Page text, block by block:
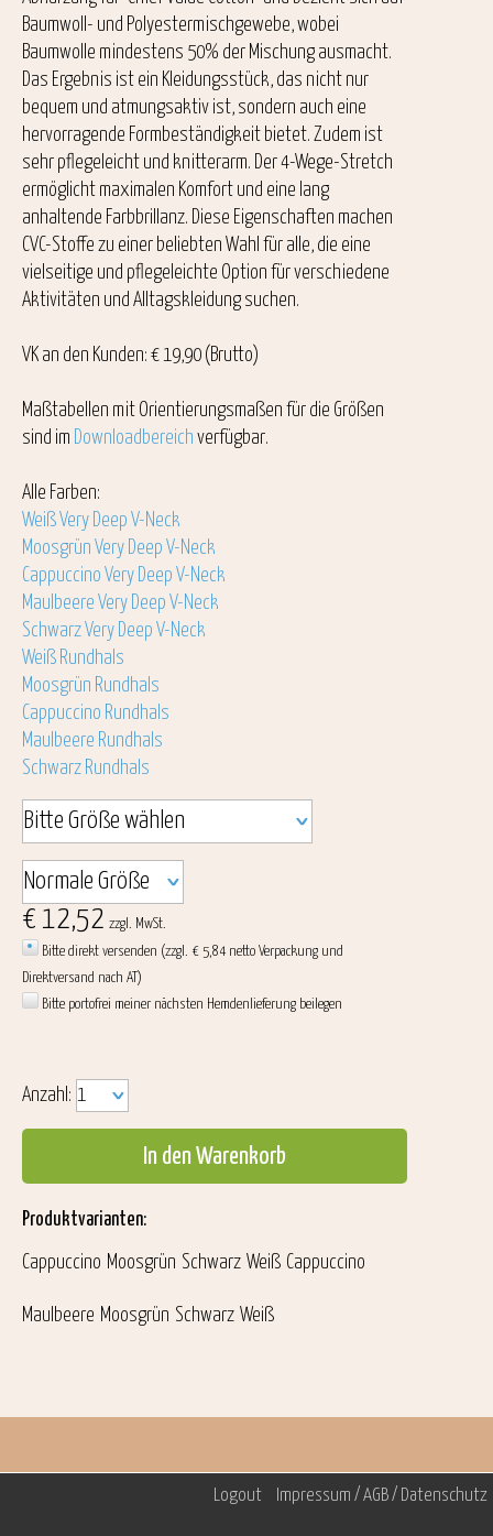
Baumwoll- und Polyestermischgewebe, wobei
Baumwolle mindestens 50% der Mischung ausmacht.
Das Ergebnis ist ein Kleidungsstück, das nicht nur
bequem und atmungsaktiv ist, sondern auch eine
hervorragende Formbeständigkeit bietet. Zudem ist
sehr pflegeleicht und knitterarm. Der 4-Wege-Stretch
ermöglicht maximalen Komfort und eine lang
anhaltende Farbbrillanz. Diese Eigenschaften machen
CVC-Stoffe zu einer beliebten Wahl für alle, die eine
vielseitige und pflegeleichte Option für verschiedene
Aktivitäten und Alltagskleidung suchen.
VK an den Kunden: € 19,90 (Brutto)
Maßtabellen mit Orientierungsmaßen für die Größen
sind im Downloadbereich verfügbar.
Alle Farben:
Weiß Very Deep V-Neck
Moosgrün Very Deep V-Neck
Cappuccino Very Deep V-Neck
Maulbeere Very Deep V-Neck
Schwarz Very Deep V-Neck
Weiß Rundhals
Moosgrün Rundhals
Cappuccino Rundhals
Maulbeere Rundhals
Schwarz Rundhals
€ 12,52 zzgl. MwSt.
Bitte direkt versenden (zzgl. € 5,84 netto Verpackung und
Direktversand nach AT)
Bitte portofrei meiner nächsten Hemdenlieferung beilegen
Anzahl:
In den Warenkorb
Produktvarianten:
Cappuccino Moosgrün Schwarz Weiß Cappuccino
Maulbeere Moosgrün Schwarz Weiß
Logout Impressum / AGB / Datenschutz